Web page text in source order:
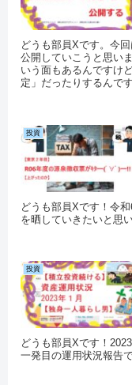
どうも部員Xです。今
公開していこうと思い
いう面もあるんですけ
定」だったりするんです
投資
どうも部員Xです！令
を晒していきたいと思
投資
どうも部員Xです！
一発目の運用状況報告